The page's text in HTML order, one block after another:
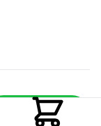
Escribinos
Ecwid de